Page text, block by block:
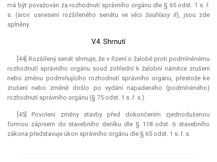
má být považován za rozhodnutí správního orgánu dle § 65 odst. 1 s. ř.
s. (srov. usnesení rozšířeného senátu ve věciSouhlasy II), jsou zde
splněny.
V.4. Shrnutí
[44] Rozšířený senát shrnuje, že v řízení o žalobě proti podmíněnému
rozhodnutí správního orgánu soud zohlední k žalobní námitce zrušení
nebo změnu podmiňujícího rozhodnutí správního orgánu, přestože ke
zrušení nebo změně došlo po vydání napadeného (podmíněného)
rozhodnutí správního orgánu (§ 75 odst. 1 s. ř. s.).
[45] Povolení změny stavby před dokončením zjednodušenou
formou zápisem do stavebního deníku dle § 118 odst. 6 stavebního
zákona představuje úkon správního orgánu dle § 65 odst. 1 s. ř. s.